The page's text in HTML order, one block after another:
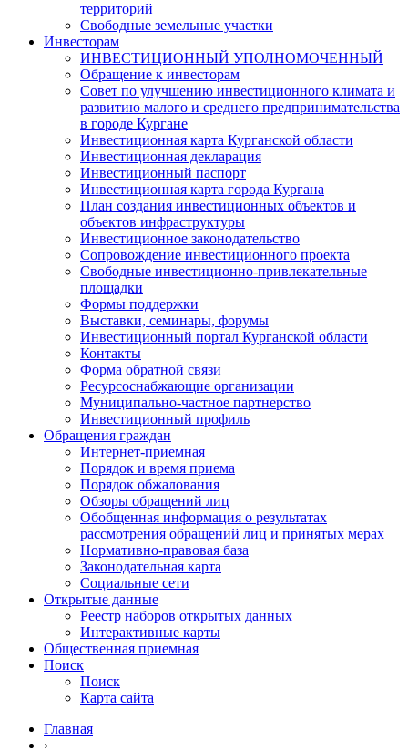
территорий
Свободные земельные участки
Инвесторам
ИНВЕСТИЦИОННЫЙ УПОЛНОМОЧЕННЫЙ
Обращение к инвесторам
Совет по улучшению инвестиционного климата и
развитию малого и среднего предпринимательства
в городе Кургане
Инвестиционная карта Курганской области
Инвестиционная декларация
Инвестиционный паспорт
Инвестиционная карта города Кургана
План создания инвестиционных объектов и
объектов инфраструктуры
Инвестиционное законодательство
Сопровождение инвестиционного проекта
Свободные инвестиционно-привлекательные
площадки
Формы поддержки
Выставки, семинары, форумы
Инвестиционный портал Курганской области
Контакты
Форма обратной связи
Ресурсоснабжающие организации
Муниципально-частное партнерство
Инвестиционный профиль
Обращения граждан
Интернет-приемная
Порядок и время приема
Порядок обжалования
Обзоры обращений лиц
Обобщенная информация о результатах
рассмотрения обращений лиц и принятых мерах
Нормативно-правовая база
Законодательная карта
Социальные сети
Открытые данные
Реестр наборов открытых данных
Интерактивные карты
Общественная приемная
Поиск
Поиск
Карта сайта
Главная
›